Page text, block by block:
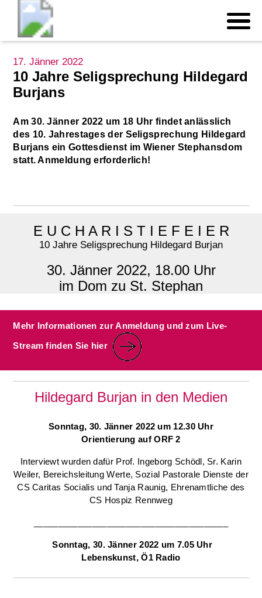
17. Jänner 2022
10 Jahre Seligsprechung Hildegard
Burjans
Am 30. Jänner 2022 um 18 Uhr findet anlässlich
des 10. Jahrestages der Seligsprechung Hildegard
Burjans ein Gottesdienst im Wiener Stephansdom
statt. Anmeldung erforderlich!
E U C H A R I S T I E F E I E R
10 Jahre Seligsprechung Hildegard Burjan
30. Jänner 2022, 18.00 Uhr
im Dom zu St. Stephan
Mehr Informationen zur Anmeldung und zum Live-
Stream finden Sie hier
Hildegard Burjan in den Medien
Sonntag, 30. Jänner 2022 um 12.30 Uhr
Orientierung auf ORF 2
Interviewt wurden dafür Prof. Ingeborg Schödl, Sr. Karin
Weiler, Bereichsleitung Werte, Sozial Pastorale Dienste der
CS Caritas Socialis und Tanja Raunig, Ehrenamtliche des
CS Hospiz Rennweg
Sonntag, 30. Jänner 2022 um 7.05 Uhr
Lebenskunst, Ö1 Radio